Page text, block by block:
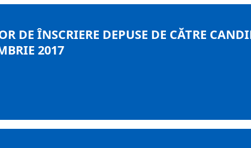
DE ÎNSCRIERE DEPUSE DE CĂTRE
2017